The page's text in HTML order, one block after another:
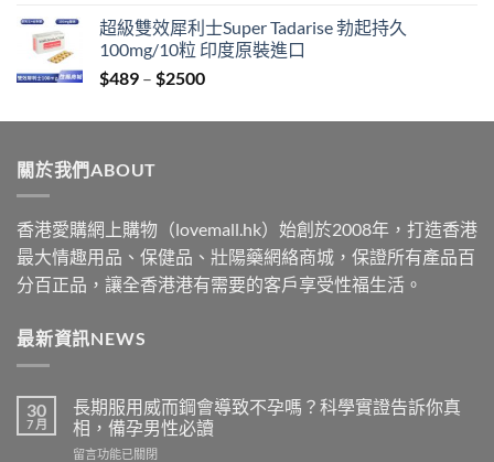
$329
through
$2199
超級雙效犀利士Super Tadarise 勃起持久
100mg/10粒 印度原裝進口
$489 – $2500Price
$489
關於我們ABOUT
香港愛購網上購物（lovemall.hk）始創於2008年，打造香港
最大情趣用品、保健品、壯陽藥網絡商城，保證所有產品百
分百正品，讓全香港港有需要的客戶享受性福生活。
最新資訊NEWS
30
7 月
長期服用威而鋼會導致不孕嗎？科學實證告訴你真
相，備孕男性必讀
在
留言功能已關閉